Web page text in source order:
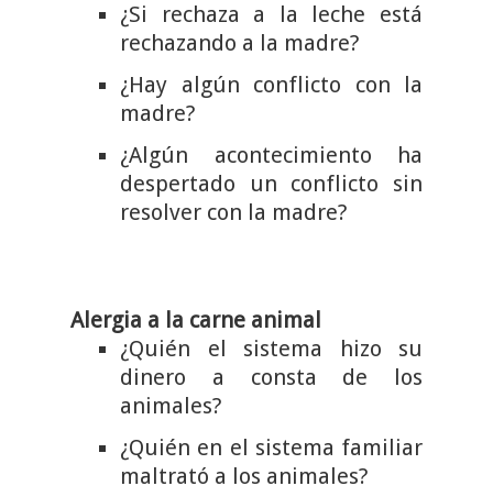
¿Si rechaza a la leche está
rechazando a la madre?
¿Hay algún conflicto con la
madre?
¿Algún acontecimiento ha
despertado un conflicto sin
resolver con la madre?
Alergia a la carne animal
¿Quién el sistema hizo su
dinero a consta de los
animales?
¿Quién en el sistema familiar
maltrató a los animales?